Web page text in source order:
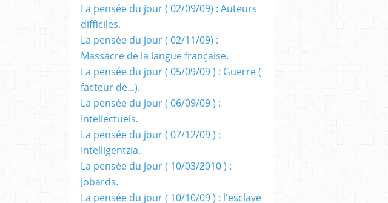
La pensée du jour ( 02/09/09) : Auteurs
difficiles.
La pensée du jour ( 02/11/09) :
Massacre de la langue française.
La pensée du jour ( 05/09/09 ) : Guerre (
facteur de...).
La pensée du jour ( 06/09/09 ) :
Intellectuels.
La pensée du jour ( 07/12/09 ) :
Intelligentzia.
La pensée du jour ( 10/03/2010 ) :
Jobards.
La pensée du jour ( 10/10/09 ) : l'esclave